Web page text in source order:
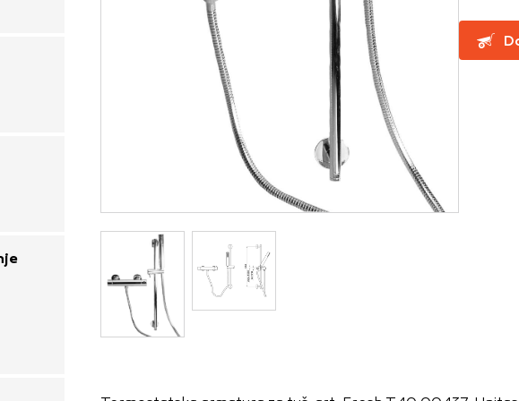
piškotki so nujni za delovanje spletnega mesta, zato jih v naših sistemih ni
so nastavljeni samo kot odziv na vaša dejanja, ki vodijo do storitvenih
zasebnosti, prijava ali izpolnjevanje obrazcev. Na voljo imate
te piškotke ali vas opozori na njih. V tem primeru nekateri deli
piškotki štejemo obiske in izvor prometa, da lahko merimo in izboljšamo
našega spletnega mesta. Z njimi prepoznamo, katera mesta so najbolj
in opazujemo, kako se obiskovalci pomikajo po spletnem mestu.
so združeni in anonimni. Če uporabo teh piškotkov zavrnete, ne bomo
naše spletno mesto.